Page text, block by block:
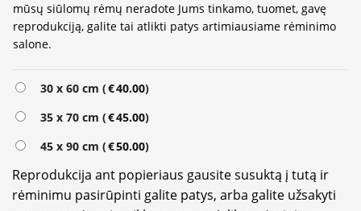
mūsų siūlomų rėmų neradote Jums tinkamo, tuomet, gavę
reprodukciją, galite tai atlikti patys artimiausiame rėminimo
salone.
30 x 60 cm (€40.00)
35 x 70 cm (€45.00)
45 x 90 cm (€50.00)
Reprodukcija ant popieriaus gausite susuktą į tutą ir
rėminimu pasirūpinti galite patys, arba galite užsakyti
Alternative: